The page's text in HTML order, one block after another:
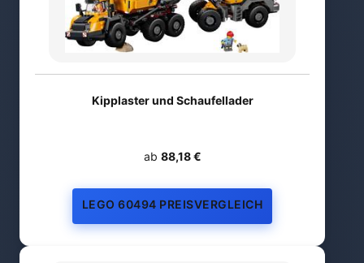
Kipplaster und Schaufellader
ab 88,18 €
LEGO 60494 PREISVERGLEICH